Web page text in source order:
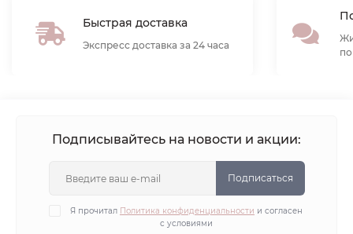
Быстрая доставка
Экспресс доставка за 24 часа
Подписывайтесь на новости и акции:
Подписаться
Я прочитал Политика конфиденциальности и согласен
с условиями